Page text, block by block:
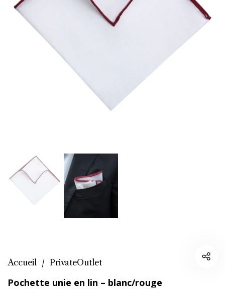
Accueil / PrivateOutlet
Pochette unie en lin – blanc/rouge